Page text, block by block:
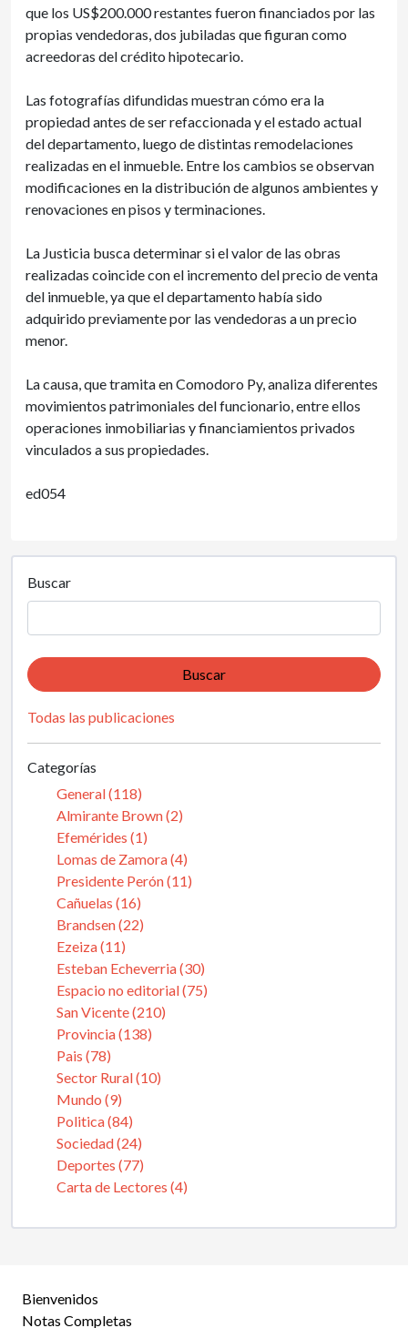
que los US$200.000 restantes fueron financiados por las
propias vendedoras, dos jubiladas que figuran como
acreedoras del crédito hipotecario.
Las fotografías difundidas muestran cómo era la
propiedad antes de ser refaccionada y el estado actual
del departamento, luego de distintas remodelaciones
realizadas en el inmueble. Entre los cambios se observan
modificaciones en la distribución de algunos ambientes y
renovaciones en pisos y terminaciones.
La Justicia busca determinar si el valor de las obras
realizadas coincide con el incremento del precio de venta
del inmueble, ya que el departamento había sido
adquirido previamente por las vendedoras a un precio
menor.
La causa, que tramita en Comodoro Py, analiza diferentes
movimientos patrimoniales del funcionario, entre ellos
operaciones inmobiliarias y financiamientos privados
vinculados a sus propiedades.
ed054
Buscar
Buscar
Todas las publicaciones
Categorías
General (118)
Almirante Brown (2)
Efemérides (1)
Lomas de Zamora (4)
Presidente Perón (11)
Cañuelas (16)
Brandsen (22)
Ezeiza (11)
Esteban Echeverria (30)
Espacio no editorial (75)
San Vicente (210)
Provincia (138)
Pais (78)
Sector Rural (10)
Mundo (9)
Politica (84)
Sociedad (24)
Deportes (77)
Carta de Lectores (4)
Bienvenidos
Notas Completas